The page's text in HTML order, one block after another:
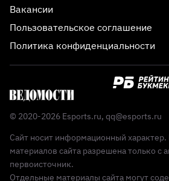
Вакансии
Пользовательское соглашение
Политика конфиденциальности
© 2020-2026 Esports.ru, qq@esports.ru
Сайт носит информационный
материалов сайта разрешена только с
первоисточник.
Отдельные материалы сайта могут